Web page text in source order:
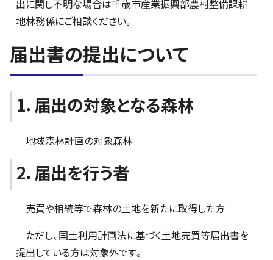
出に関し不明な場合は千歳市産業振興部農村整備課耕
地林務係にご相談ください。
届出書の提出について
1．届出の対象となる森林
地域森林計画の対象森林
2．届出を行う者
売買や相続等で森林の土地を新たに取得した方
ただし、国土利用計画法に基づく土地売買等届出書を
提出している方は対象外です。